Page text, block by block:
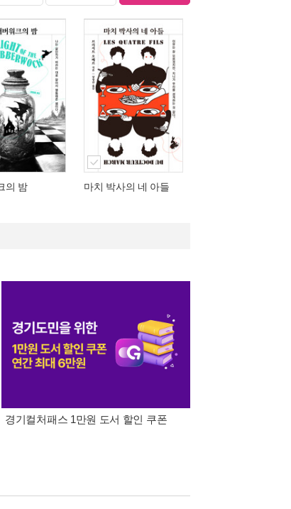
의 밤 마치 박사의 네 아들
경기컬처패스 1만원 도서 할인 쿠폰